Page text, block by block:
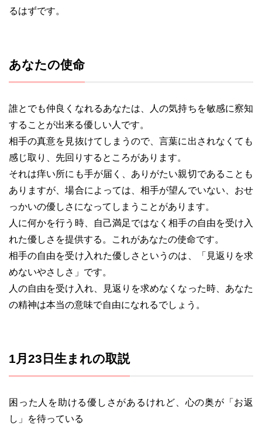
るはずです。
あなたの使命
誰とでも仲良くなれるあなたは、人の気持ちを敏感に察知
することが出来る優しい人です。
相手の真意を見抜けてしまうので、言葉に出されなくても
感じ取り、先回りするところがあります。
それは痒い所にも手が届く、ありがたい親切であることも
ありますが、場合によっては、相手が望んでいない、おせ
っかいの優しさになってしまうことがあります。
人に何かを行う時、自己満足ではなく相手の自由を受け入
れた優しさを提供する。これがあなたの使命です。
相手の自由を受け入れた優しさというのは、「見返りを求
めないやさしさ」です。
人の自由を受け入れ、見返りを求めなくなった時、あなた
の精神は本当の意味で自由になれるでしょう。
1月23日生まれの取説
困った人を助ける優しさがあるけれど、心の奥が「お返
し」を待っている